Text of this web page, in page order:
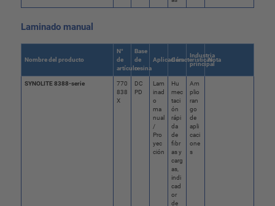
Laminado manual
Nombre del producto
N°
de
artículo
Base
de
resina
AplicaciónCaracterísticas
Industria
principal
Nota
SYNOLITE 8388-serie
770
838
X
DC
PD
Lam
inad
o
ma
nual
/
Pro
yec
ción
Hu
mec
taci
ón
rápi
da
de
fibr
as y
carg
as,
indi
cad
or
de
Am
plio
ran
go
de
apli
caci
one
s